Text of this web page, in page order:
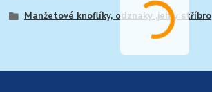
Manžetové knoflíky, odznaky ,jehly stříbro